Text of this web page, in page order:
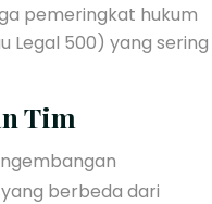
pemeringkat hukum
Legal 500) yang sering
Tim
berbeda dari